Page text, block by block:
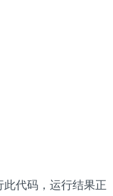
代码，运行结果正